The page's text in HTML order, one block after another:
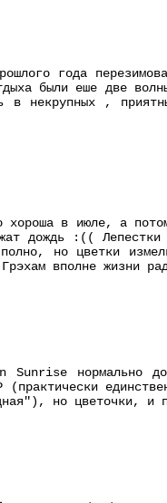
года
были еше две
некрупных ,
хороша в июле, а
дождь :(( Лепестки
но цветки
Грэхам вполне жизни
нормально
(практически
но цветочки, и